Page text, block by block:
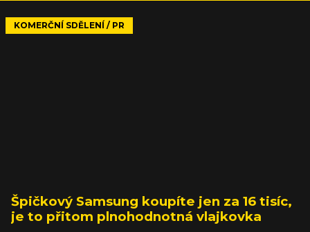
KOMERČNÍ SDĚLENÍ / PR
Špičkový Samsung koupíte jen za 16 tisíc,
je to přitom plnohodnotná vlajkovka